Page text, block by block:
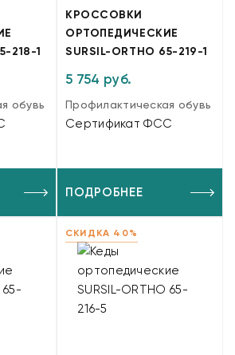
218-1
обувь
КРОССОВКИ
ОРТОПЕДИЧЕСКИЕ
SURSIL-ORTHO 65-219-1
5 754 руб.
Профилактическая обувь
Сертификат ФСС
ПОДРОБНЕЕ
СКИДКА 40%